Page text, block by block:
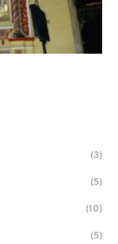
(3)
(5)
(10)
(5)